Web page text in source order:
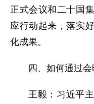
正式会议和二十国
应行动起来，落实
化成果。
四、如何通过
王毅：习近平